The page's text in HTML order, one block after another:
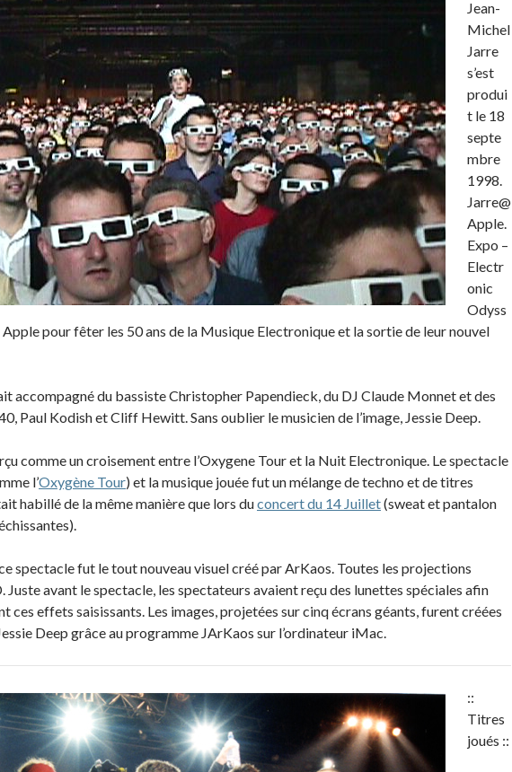
Jean-
Michel
Jarre
s’est
produi
t le 18
septe
mbre
1998.
Jarre@
Apple.
Expo –
Electr
onic
Odyss
pour fêter les 50 ans de la Musique Electronique et la sortie de leur nouvel
accompagné du bassiste Christopher Papendieck, du DJ Claude Monnet et des
Paul Kodish et Cliff Hewitt. Sans oublier le musicien de l’image, Jessie Deep.
comme un croisement entre l’Oxygene Tour et la Nuit Electronique. Le spectacle
l’Oxygène Tour) et la musique jouée fut un mélange de techno et de titres
habillé de la même manière que lors duconcert du 14 Juillet(sweat et pantalon
spectacle fut le tout nouveau visuel créé par ArKaos. Toutes les projections
Juste avant le spectacle, les spectateurs avaient reçu des lunettes spéciales afin
ces effets saisissants. Les images, projetées sur cinq écrans géants, furent créées
Deep grâce au programme JArKaos sur l’ordinateur iMac.
::
Titres
joués ::